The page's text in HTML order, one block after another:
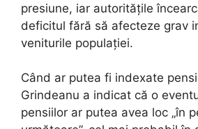
presiune, iar autoritățile
deficitul fără să afecteze grav
veniturile populației.
Când ar putea fi indexate
Grindeanu a indicat că o
pensiilor ar putea avea loc „în